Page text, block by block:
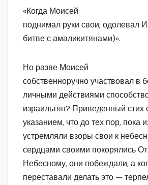
«Когда Моисей
поднимал руки свои, одолевал
битве с амаликитянами)».
Но разве Моисей
собственноручно участвовал в
личными действиями
израильтян? Приведенный стих
указанием, что до тех пор, пока
устремляли взоры свои к
сердцами своими покорялись
Небесному, они побеждали, а
переставали делать это —